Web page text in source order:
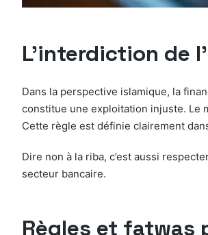
L’interdiction de
Dans la perspective islamique, la
constitue une exploitation injuste. Le
Cette règle est définie clairement
Dire non à la riba, c’est aussi
secteur bancaire.
Règles et fatwas